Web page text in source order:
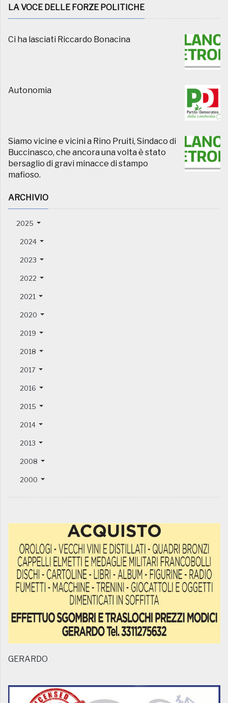
LA VOCE DELLE FORZE POLITICHE
Ci ha lasciati Riccardo Bonacina
Autonomia
Siamo vicine e vicini a Rino Pruiti, Sindaco di
Buccinasco, che ancora una volta è stato
bersaglio di gravi minacce di stampo
mafioso.
ARCHIVIO
2025
2024
2023
2022
2021
2020
2019
2018
2017
2016
2015
2014
2013
2008
2000
GERARDO